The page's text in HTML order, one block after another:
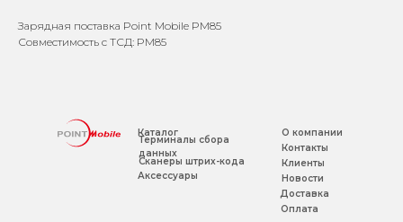
Зарядная поставка Point Mobile PM85
Совместимость с ТСД: PM85
Каталог
Контакты
Новости
Оплата
Доставка
Клиенты
О компании
Аксессуары
Терминалы сбора
данных
Сканеры штрих-кода